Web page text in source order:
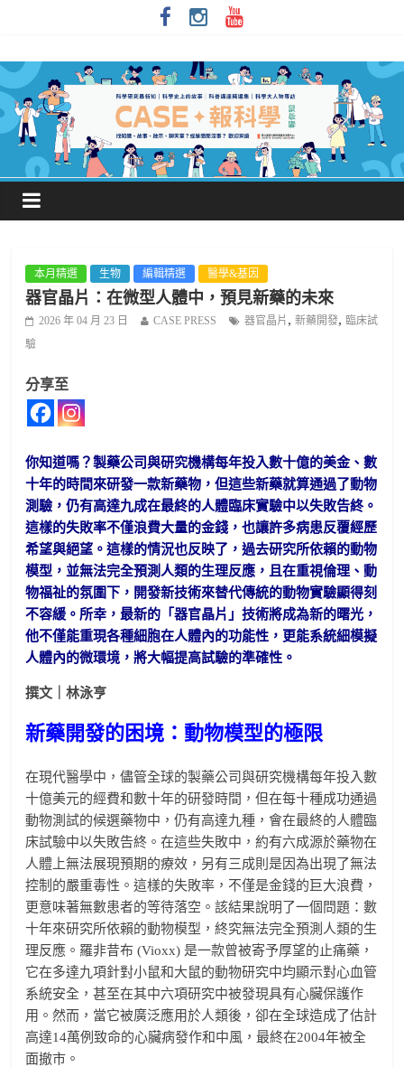
本月精選 生物 編輯精選 醫學&基因
器官晶片：在微型人體中，預見新藥的未來
2026 年 04 月 23 日 CASE PRESS 器官晶片 ,新藥開發, 臨床試
驗
分享至
你知道嗎？製藥公司與研究機構每年投入數十億的美金、數
十年的時間來研發一款新藥物，但這些新藥就算通過了動物
測驗，仍有高達九成在最終的人體臨床實驗中以失敗告終。
這樣的失敗率不僅浪費大量的金錢，也讓許多病患反覆經歷
希望與絕望。這樣的情況也反映了，過去研究所依賴的動物
模型，並無法完全預測人類的生理反應，且在重視倫理、動
物福祉的氛圍下，開發新技術來替代傳統的動物實驗顯得刻
不容緩。所幸，最新的「器官晶片」技術將成為新的曙光，
他不僅能重現各種細胞在人體內的功能性，更能系統細模擬
人體內的微環境，將大幅提高試驗的準確性。
撰文｜林泳亨
新藥開發的困境：動物模型的極限
在現代醫學中，儘管全球的製藥公司與研究機構每年投入數
十億美元的經費和數十年的研發時間，但在每十種成功通過
動物測試的候選藥物中，仍有高達九種，會在最終的人體臨
床試驗中以失敗告終。在這些失敗中，約有六成源於藥物在
人體上無法展現預期的療效，另有三成則是因為出現了無法
控制的嚴重毒性。這樣的失敗率，不僅是金錢的巨大浪費，
更意味著無數患者的等待落空。該結果說明了一個問題：數
十年來研究所依賴的動物模型，終究無法完全預測人類的生
理反應。羅非昔布 (Vioxx) 是一款曾被寄予厚望的止痛藥，
它在多達九項針對小鼠和大鼠的動物研究中均顯示對心血管
系統安全，甚至在其中六項研究中被發現具有心臟保護作
用。然而，當它被廣泛應用於人類後，卻在全球造成了估計
高達14萬例致命的心臟病發作和中風，最終在2004年被全
面撤市。